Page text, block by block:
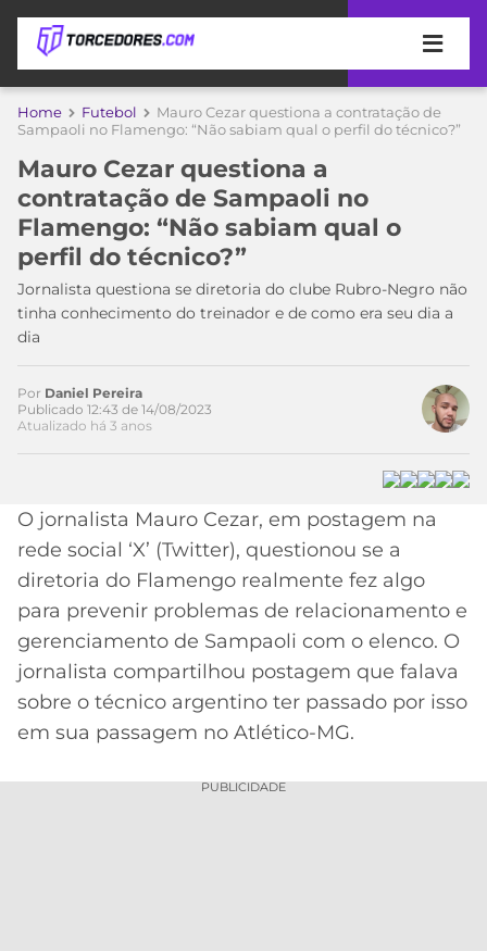
APOSTAS
DE
APOSTA
MELHORES
SITES
DE
CÓDIGO
PROMOCIONAL
BETBOOM
CÓDIGO
DE
INDICAÇÃO
BET365
CÓDIGO
BETANO
MELHORES
DE
COPA
DO
MUNDO
TIMES
TIME
PALMEIRAS
CORINTHIANS
SÃO
PAULO
SANTOS
FLAMENGO
FLUMINENSE
BRASILEIRÃO
SÉRIE
LIBERTADORES
COPA
DO
BRASIL
PREMIER
LEAGUE
MÍDIA
ESPORTIVA
MERCADO
DA
BOLA
PALPITES
Home Futebol
Mauro Cezar questiona a contratação de
Sampaoli no Flamengo: “Não sabiam qual o perfil do técnico?”
Mauro Cezar questiona a
contratação de Sampaoli no
Flamengo: “Não sabiam qual o
perfil do técnico?”
Jornalista questiona se diretoria do clube Rubro-Negro não
tinha conhecimento do treinador e de como era seu dia a
dia
Por Daniel Pereira
Publicado 12:43 de 14/08/2023
Atualizado há 3 anos
O jornalista Mauro Cezar, em postagem na
rede social ‘X’ (Twitter), questionou se a
diretoria do Flamengo realmente fez algo
para prevenir problemas de relacionamento e
gerenciamento de Sampaoli com o elenco. O
jornalista compartilhou postagem que falava
sobre o técnico argentino ter passado por isso
em sua passagem no Atlético-MG.
PUBLICIDADE